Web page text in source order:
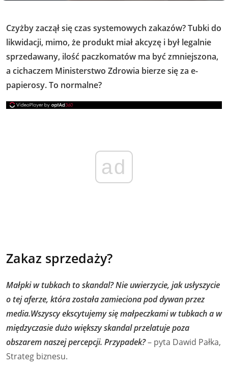
Czyżby zaczął się czas systemowych zakazów? Tubki do
likwidacji, mimo, że produkt miał akcyzę i był legalnie
sprzedawany, ilość paczkomatów ma być zmniejszona,
a cichaczem Ministerstwo Zdrowia bierze się za e-
papierosy. To normalne?
ad
Zakaz sprzedaży?
Małpki w tubkach to skandal? Nie uwierzycie, jak usłyszycie
o tej aferze, która została zamieciona pod dywan przez
media.Wszyscy ekscytujemy się małpeczkami w tubkach a w
międzyczasie dużo większy skandal przelatuje poza
obszarem naszej percepcji. Przypadek?– pyta Dawid Pałka,
Strateg biznesu.